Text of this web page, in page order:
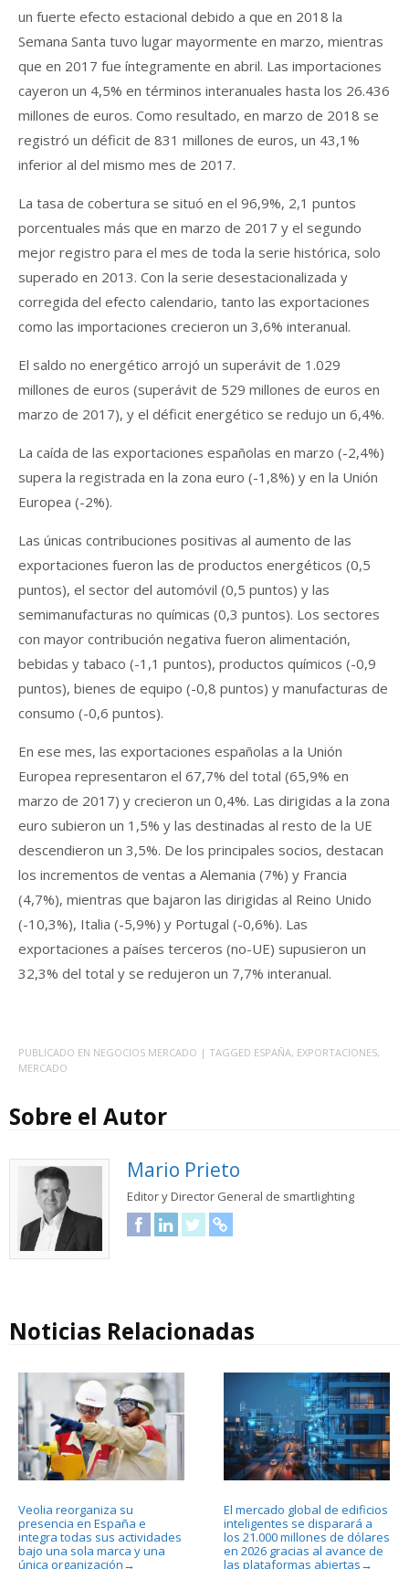
un fuerte efecto estacional debido a que en 2018 la
Semana Santa tuvo lugar mayormente en marzo, mientras
que en 2017 fue íntegramente en abril. Las importaciones
cayeron un 4,5% en términos interanuales hasta los 26.436
millones de euros. Como resultado, en marzo de 2018 se
registró un déficit de 831 millones de euros, un 43,1%
inferior al del mismo mes de 2017.
La tasa de cobertura se situó en el 96,9%, 2,1 puntos
porcentuales más que en marzo de 2017 y el segundo
mejor registro para el mes de toda la serie histórica, solo
superado en 2013. Con la serie desestacionalizada y
corregida del efecto calendario, tanto las exportaciones
como las importaciones crecieron un 3,6% interanual.
El saldo no energético arrojó un superávit de 1.029
millones de euros (superávit de 529 millones de euros en
marzo de 2017), y el déficit energético se redujo un 6,4%.
La caída de las exportaciones españolas en marzo (-2,4%)
supera la registrada en la zona euro (-1,8%) y en la Unión
Europea (-2%).
Las únicas contribuciones positivas al aumento de las
exportaciones fueron las de productos energéticos (0,5
puntos), el sector del automóvil (0,5 puntos) y las
semimanufacturas no químicas (0,3 puntos). Los sectores
con mayor contribución negativa fueron alimentación,
bebidas y tabaco (-1,1 puntos), productos químicos (-0,9
puntos), bienes de equipo (-0,8 puntos) y manufacturas de
consumo (-0,6 puntos).
En ese mes, las exportaciones españolas a la Unión
Europea representaron el 67,7% del total (65,9% en
marzo de 2017) y crecieron un 0,4%. Las dirigidas a la zona
euro subieron un 1,5% y las destinadas al resto de la UE
descendieron un 3,5%. De los principales socios, destacan
los incrementos de ventas a Alemania (7%) y Francia
(4,7%), mientras que bajaron las dirigidas al Reino Unido
(-10,3%), Italia (-5,9%) y Portugal (-0,6%). Las
exportaciones a países terceros (no-UE) supusieron un
32,3% del total y se redujeron un 7,7% interanual.
PUBLICADO EN NEGOCIOS MERCADO | TAGGED ESPAÑA, EXPORTACIONES,
MERCADO
Sobre el Autor
Mario Prieto
Editor y Director General de smartlighting
FacebookLinkedInTwitter
Noticias Relacionadas
Veolia reorganiza su
presencia en España e
integra todas sus actividades
bajo una sola marca y una
única organización →
El mercado global de edificios
inteligentes se disparará a
los 21.000 millones de dólares
en 2026 gracias al avance de
las plataformas abiertas →